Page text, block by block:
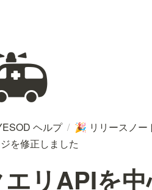
ヘルプ / 🎉 リリースノー
を修正しました
エリAPIを